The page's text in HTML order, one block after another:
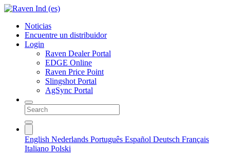
Noticias
Encuentre un distribuidor
Login
Raven Dealer Portal
EDGE Online
Raven Price Point
Slingshot Portal
AgSync Portal
English Nederlands Português Español Deutsch Français
Italiano Polski